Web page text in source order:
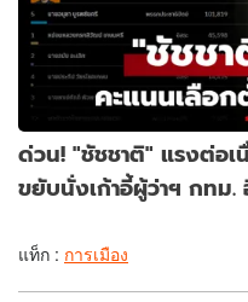
ด่วน! "ชัชชาติ" แรงต่อเ
ขยับนั่งเก้าอี้ผู้ว่าฯ กทม
แท็ก : การเมือง